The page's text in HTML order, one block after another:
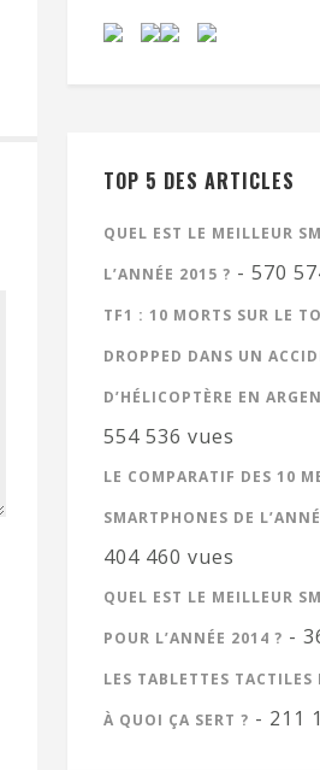
TOP 5 DES ARTICLES
QUEL EST LE MEILLEUR
L’ANNÉE 2015 ? - 570
TF1 : 10 MORTS SUR LE
DROPPED DANS UN
D’HÉLICOPTÈRE EN
554 536 vues
LE COMPARATIF DES 10
SMARTPHONES DE
404 460 vues
QUEL EST LE MEILLEUR
POUR L’ANNÉE 2014 ? -
LES TABLETTES TACTILES
À QUOI ÇA SERT ? - 211